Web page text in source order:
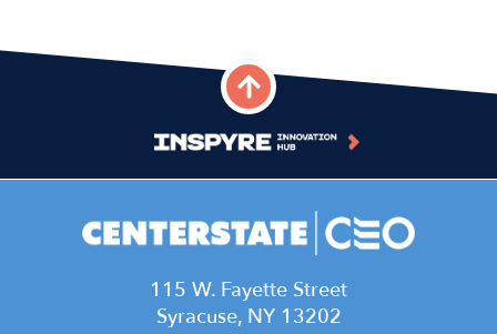
115 W. Fayette Street
Syracuse, NY 13202